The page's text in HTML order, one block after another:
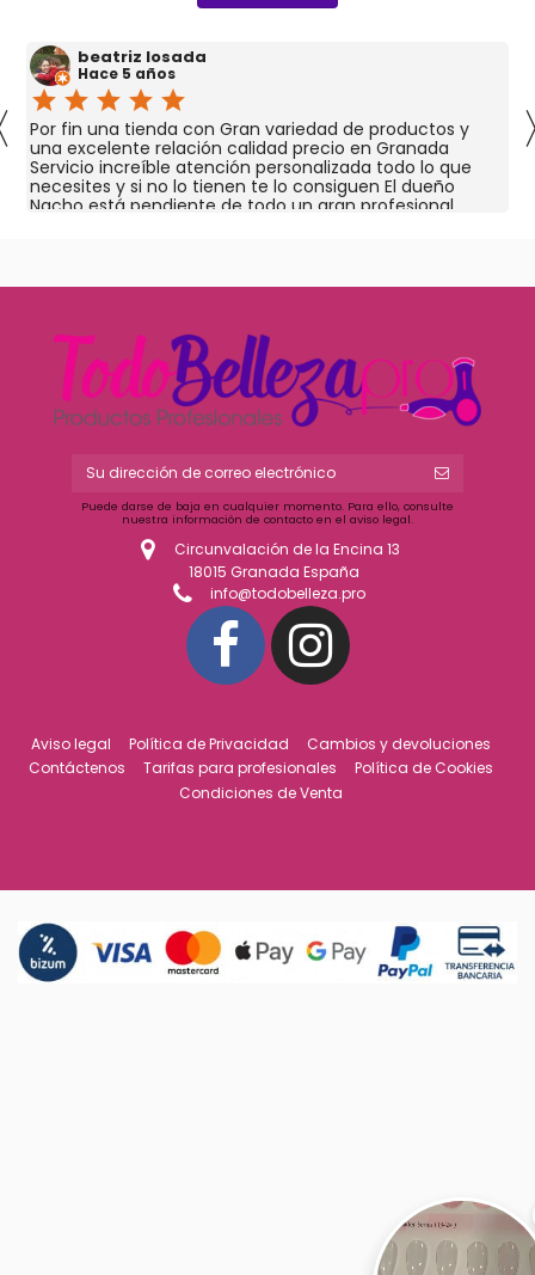
beatriz losada
Hace 5 años
star star star star star
Por fin una tienda con Gran variedad de productos y
una excelente relación calidad precio en Granada
Servicio increíble atención personalizada todo lo que
necesites y si no lo tienen te lo consiguen El dueño
Nacho está pendiente de todo un gran profesional
Puede darse de baja en cualquier momento. Para ello, consulte
nuestra información de contacto en el aviso legal.
Circunvalación de la Encina 13
18015 Granada España
info@todobelleza.pro
Aviso legal Política de Privacidad
Cambios y devoluciones
Contáctenos
Tarifas para profesionales
Política de Cookies
Condiciones de Venta